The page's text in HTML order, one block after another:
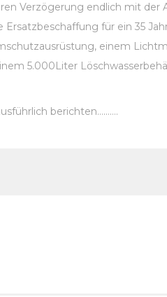
Verzögerung endlich mit der
für ein 35
einem
5.000Liter
berichten……….